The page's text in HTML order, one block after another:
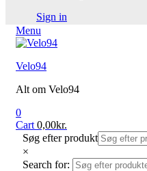
Sign in
Menu
Velo94
Alt om Velo94
0
Cart 0,00kr.
Søg efter produkt
×
Search for: